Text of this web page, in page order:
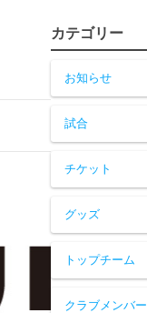
カテゴリー
お知らせ
試合
チケット
グッズ
トップチーム
クラブメンバー